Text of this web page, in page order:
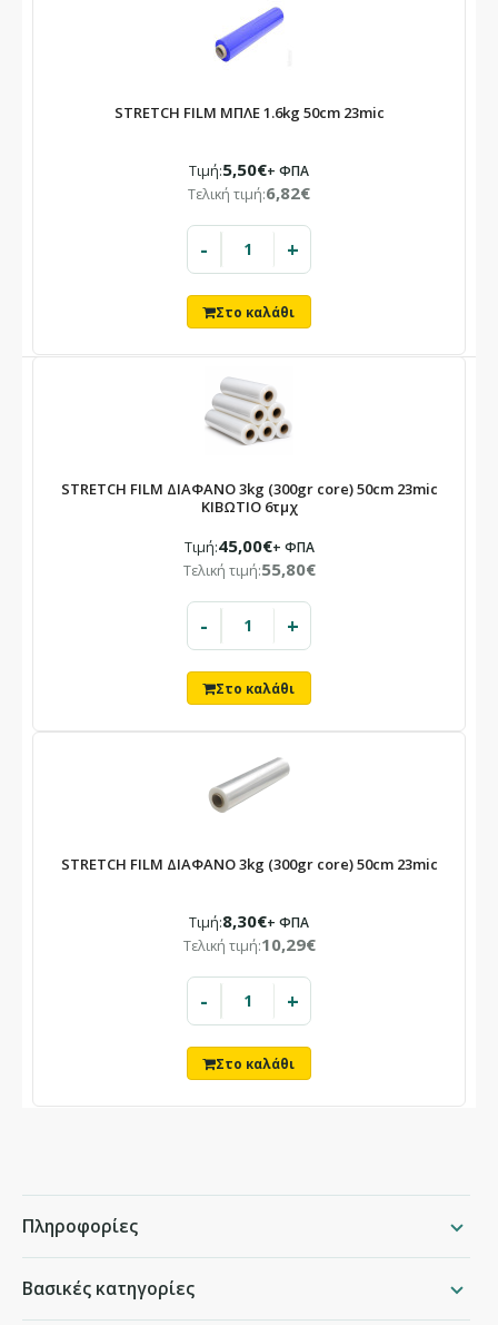
STRETCH FILM ΜΠΛΕ 1.6kg 50cm 23mic
Τιμή:5,50€+ ΦΠΑ
Τελική τιμή:6,82€
- +
STRETCH FILM ΔΙΑΦΑΝΟ 3kg (300gr core) 50cm 23mic
ΚΙΒΩΤΙΟ 6τμχ
Τιμή:45,00€+ ΦΠΑ
Τελική τιμή:55,80€
- +
STRETCH FILM ΔΙΑΦΑΝΟ 3kg (300gr core) 50cm 23mic
Τιμή:8,30€+ ΦΠΑ
Τελική τιμή:10,29€
- +
Πληροφορίες
Βασικές κατηγορίες